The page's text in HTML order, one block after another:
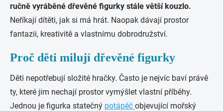
ručně vyráběné dřevěné figurky stále větší kouzlo.
Neříkají dítěti, jak si má hrát. Naopak dávají prostor
fantazii, kreativitě a vlastnímu dobrodružství.
Proč děti milují dřevěné figurky
Děti nepotřebují složité hračky. Často je nejvíc baví právě
ty, které jim nechají prostor vymýšlet vlastní příběhy.
Jednou je figurka statečný potápěč objevující mořský